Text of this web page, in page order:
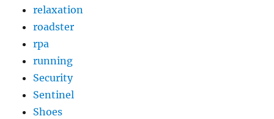
relaxation
roadster
rpa
running
Security
Sentinel
Shoes